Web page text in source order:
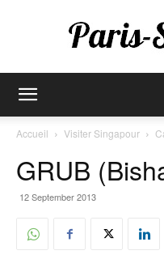
Accueil Visiter Singapour
GRUB
12 September 2013